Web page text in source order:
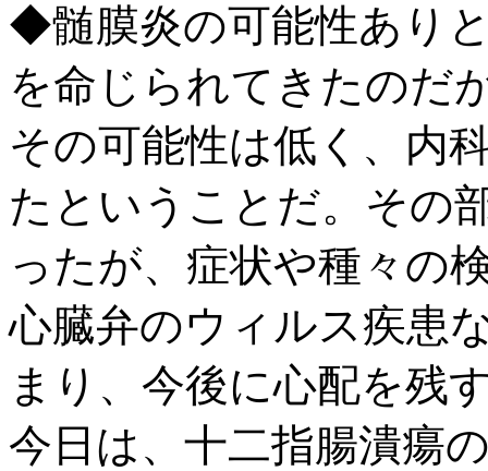
◆髄膜炎の可能性あり
を命じられてきたのだ
その可能性は低く、内
たということだ。その
ったが、症状や種々の
心臓弁のウィルス疾患
まり、今後に心配を残
今日は、十二指腸潰瘍